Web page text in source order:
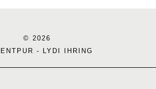
© 2026
- LYDI IHRING